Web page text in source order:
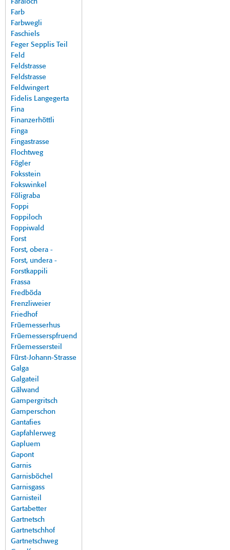
Faraloch
Farb
Farbwegli
Faschiels
Feger Sepplis Teil
Feld
Feldstrasse
Feldstrasse
Feldwingert
Fidelis Langegerta
Fina
Finanzerhöttli
Finga
Fingastrasse
Flochtweg
Fögler
Foksstein
Fokswinkel
Föligraba
Foppi
Foppiloch
Foppiwald
Forst
Forst, obera -
Forst, undera -
Forstkappili
Frassa
Fredböda
Frenzliweier
Friedhof
Früemesserhus
Früemesserspfruend
Früemessersteil
Fürst-Johann-Strasse
Galga
Galgateil
Gälwand
Gampergritsch
Gamperschon
Gantafies
Gapfahlerweg
Gapluem
Gapont
Garnis
Garnisböchel
Garnisgass
Garnisteil
Gartabetter
Gartnetsch
Gartnetschhof
Gartnetschweg